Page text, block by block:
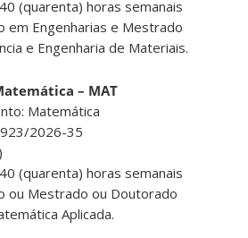
(quarenta) horas semanais
em Engenharias e Mestrado
e Engenharia de Materiais.
– MAT
Matemática
2026-35
(quarenta) horas semanais
ou Mestrado ou Doutorado
Aplicada.